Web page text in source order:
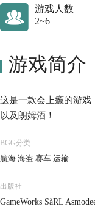
游戏人数
2~6
游戏简介
这是一款会上瘾的游戏
以及朗姆酒！
BGG分类
航海 海盗 赛车 运输
出版社
GameWorks SàRL